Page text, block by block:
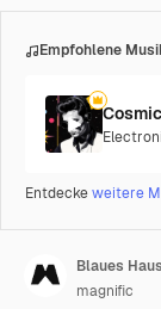
Empfohlene
Entdeckeweitere
Blaues
magnific